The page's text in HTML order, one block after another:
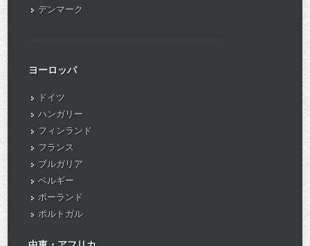
デンマーク
ヨーロッパ
ドイツ
ハンガリー
フィンランド
フランス
ブルガリア
ベルギー
ポーランド
ポルトガル